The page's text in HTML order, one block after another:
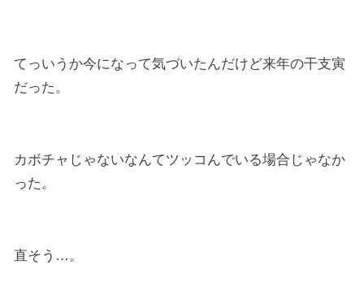
てっいうか今になって気づいたんだけど来年の干支寅
だった。
カボチャじゃないなんてツッコんでいる場合じゃなか
った。
直そう…。